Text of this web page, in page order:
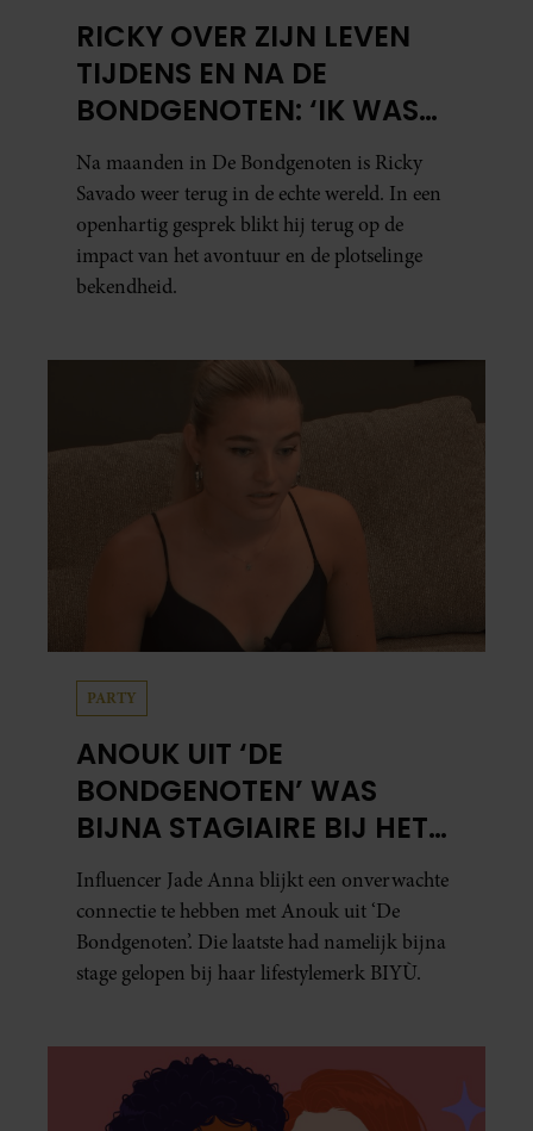
RICKY OVER ZIJN LEVEN
TIJDENS EN NA DE
BONDGENOTEN: ‘IK WAS
MENTAAL EN FYSIEK
UITGEPUT’
Na maanden in De Bondgenoten is Ricky
Savado weer terug in de echte wereld. In een
openhartig gesprek blikt hij terug op de
impact van het avontuur en de plotselinge
bekendheid.
PARTY
ANOUK UIT ‘DE
BONDGENOTEN’ WAS
BIJNA STAGIAIRE BIJ HET
MERK VAN JADE ANNA
Influencer Jade Anna blijkt een onverwachte
connectie te hebben met Anouk uit ‘De
Bondgenoten’. Die laatste had namelijk bijna
stage gelopen bij haar lifestylemerk BIYÙ.